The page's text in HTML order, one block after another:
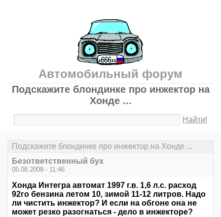
Автомобильный форум
Подскажите блондинке про инжектор на
Хонде ...
Найти!
Подскажите блондинке про инжектор на Хонде ...
Безответственный бух
05.08.2009 - 11:46
Хонда Интегра автомат 1997 г.в. 1,6 л.с. расход
92го бензина летом 10, зимой 11-12 литров. Надо
ли чистить инжектор? И если на обгоне она не
может резко разогнаться - дело в инжекторе?